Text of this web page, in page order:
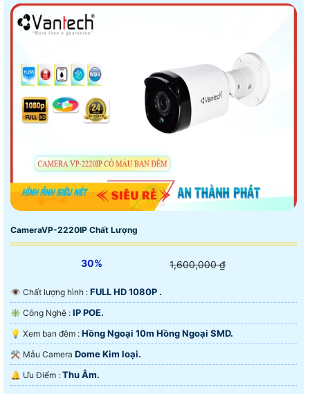
CameraVP-2220IP Chất Lượng
30% 1,600,000 ₫
👁 Chất lượng hình : FULL HD 1080P .
✳️ Công Nghệ : IP POE.
💡 Xem ban đêm : Hồng Ngoại 10m Hồng Ngoại SMD.
⚒ Mẫu Camera Dome Kim loại.
️🔔 Ưu Điểm : Thu Âm.